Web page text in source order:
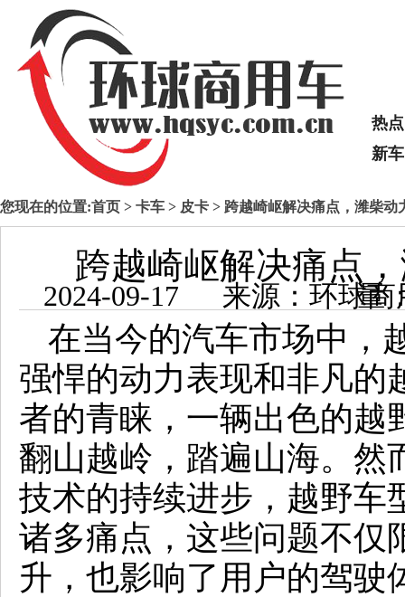
热点
新车
您现在的位置:首页 > 卡车 > 皮卡 > 跨越崎岖解决痛点，潍柴动
跨越崎岖解决痛点
2024-09-17 来源：
在当今的汽车市场中，
强悍的动力表现和非凡的
者的青睐，一辆出色的越
翻山越岭，踏遍山海。然
技术的持续进步，越野车
诸多痛点，这些问题不仅
升，也影响了用户的驾驶